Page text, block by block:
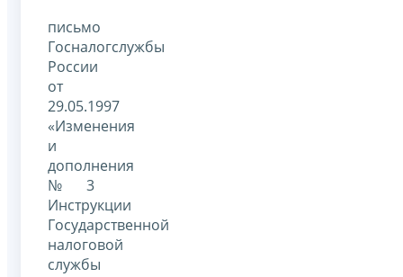
письмо
Госналогслужбы
России
от
29.05.1997
«Изменения
и
дополнения
№ 3
Инструкции
Государственной
налоговой
службы